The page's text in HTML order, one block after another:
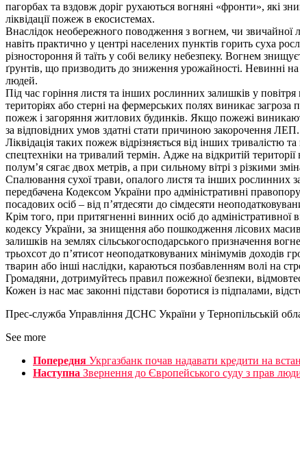
пагорбах та вздовж доріг рухаються вогняні «фронти», які
ліквідації пожеж в екосистемах.
Внаслідок необережного поводження з вогнем, чи звичайної
навіть практично у центрі населених пунктів горить суха
різностороння й таїть у собі велику небезпеку. Вогнем
ґрунтів, що призводить до зниження урожайності. Невинні
людей.
Під час горіння листя та інших рослинних залишків у
територіях або стерні на фермерських полях виникає
пожеж і загоряння житлових будинків. Якщо пожежі виникають
за відповідних умов здатні стати причиною закорочення ЛЕП.
Ліквідація таких пожеж відрізняється від інших тривалістю
спецтехніки на тривалий термін. Адже на відкритій
полум’я сягає двох метрів, а при сильному вітрі з різкими
Спалювання сухої трави, опалого листя та інших рослинних
передбачена Кодексом України про адміністративні
посадових осіб – від п’ятдесяти до сімдесяти
Крім того, при притягненні винних осіб до адміністративної
кодексу України, за знищення або пошкодження лісових
залишків на землях сільськогосподарського призначення
трьохсот до п’ятисот неоподатковуваних мінімумів доходів
тварин або інші наслідки, караються позбавленням волі на
Громадяни, дотримуйтесь правил пожежної безпеки,
Кожен із нас має законні підстави боротися із підпалами,
Прес-служба Управління ДСНС України у Тернопільській
See more
Попередня Укргазбанк почав надавати кредити на
Наступна Звернення до Європейського суду з прав